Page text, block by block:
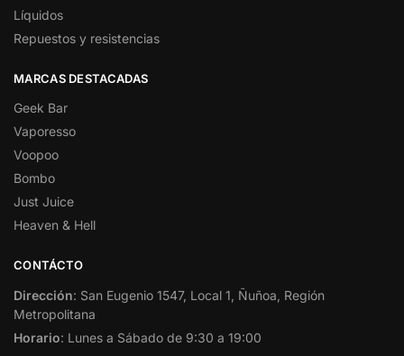
Líquidos
Repuestos y resistencias
MARCAS DESTACADAS
Geek Bar
Vaporesso
Voopoo
Bombo
Just Juice
Heaven & Hell
CONTÁCTO
Dirección: San Eugenio 1547, Local 1, Ñuñoa, Región
Metropolitana
Horario: Lunes a Sábado de 9:30 a 19:00